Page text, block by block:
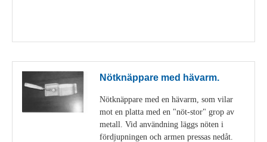
Nötknäppare med hävarm.
Nötknäppare med en hävarm, som vilar
mot en platta med en "nöt-stor" grop av
metall. Vid användning läggs nöten i
fördjupningen och armen pressas nedåt.